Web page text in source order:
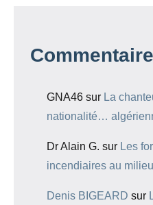
GNA46 sur La
nationalité…
Dr Alain G. sur Les
incendiaires au
Denis BIGEARD sur